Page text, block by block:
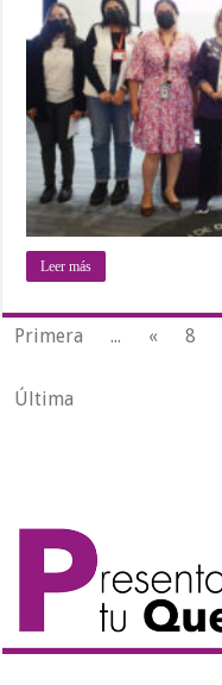
Leer más
Primera ... « 8
Última